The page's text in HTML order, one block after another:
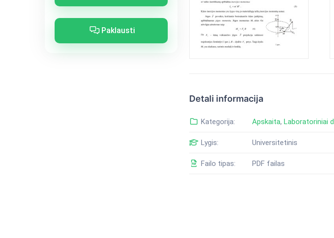
Paklausti
Detali informacija
Kategorija: Apskaita, Laboratoriniai
Lygis: Universitetinis
Failo tipas: PDF failas